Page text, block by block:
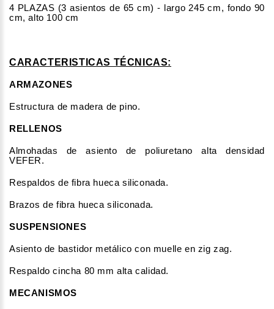
4 PLAZAS (3 asientos de 65 cm) - largo 245 cm, fondo 90
cm, alto 100 cm
CARACTERISTICAS TÉCNICAS:
ARMAZONES
Estructura de madera de pino.
RELLENOS
Almohadas de asiento de poliuretano alta densidad
VEFER.
Respaldos de fibra hueca siliconada.
Brazos de fibra hueca siliconada.
SUSPENSIONES
Asiento de bastidor metálico con muelle en zig zag.
Respaldo cincha 80 mm alta calidad.
MECANISMOS